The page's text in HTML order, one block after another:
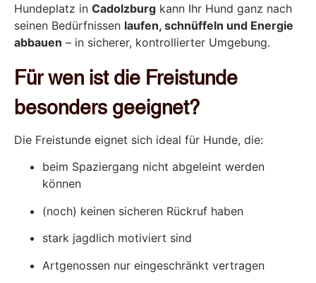
Hundeplatz in Cadolzburg kann Ihr Hund ganz nach
seinen Bedürfnissen laufen, schnüffeln und Energie
abbauen – in sicherer, kontrollierter Umgebung.
Für wen ist die Freistunde
besonders geeignet?
Die Freistunde eignet sich ideal für Hunde, die:
beim Spaziergang nicht abgeleint werden
können
(noch) keinen sicheren Rückruf haben
stark jagdlich motiviert sind
Artgenossen nur eingeschränkt vertragen